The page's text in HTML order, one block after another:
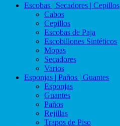
Escobas | Secadores | Cepillos
Cabos
Cepillos
Escobas de Paja
Escobillones Sintéticos
Mopas
Secadores
Varios
Esponjas | Paños | Guantes
Esponjas
Guantes
Paños
Rejillas
Trapos de Piso